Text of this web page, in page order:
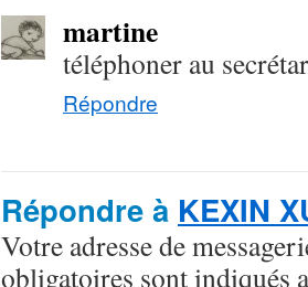
martine
téléphoner au
Répondre
Répondre à KEXIN
Votre adresse de
obligatoires sont indiqués